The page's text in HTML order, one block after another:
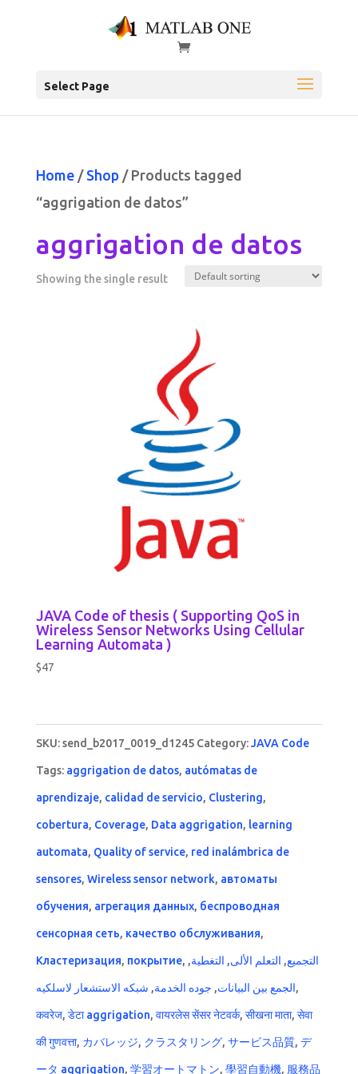
Select Page
Home/ Shop/ Products tagged
“aggrigation de datos”
aggrigation de datos
Showing the single result
JAVA Code of thesis ( Supporting QoS in
Wireless Sensor Networks Using Cellular
Learning Automata )
$47
SKU:send_b2017_0019_d1245 Category:JAVA Code
Tags: aggrigation de datos, autómatas de
aprendizaje, calidad de servicio, Clustering,
cobertura, Coverage, Data aggrigation, learning
automata, Quality of service, red inalámbrica de
sensores, Wireless sensor network, автоматы
обучения, агрегация данных, беспроводная
сенсорная сеть, качество обслуживания,
Кластеризация, покрытие, التجميع, التعلم الألى, التغطية,
الجمع بين البيانات, جوده الخدمة, شبكه الاستشعار لاسلكيه ,
कवरेज, डेटा aggrigation, वायरलेस सेंसर नेटवर्क, सीखना माता, सेवा
की गुणवत्ता, カバレッジ, クラスタリング, サービス品質, デ
ータ aggrigation, 学習オートマトン, 學習自動機, 服務品